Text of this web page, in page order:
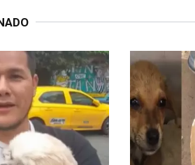
Caso viral